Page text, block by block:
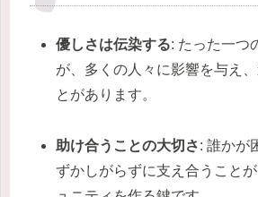
優しさは伝染する: たった一つ
が、多くの人々に影響を与え
とがあります。
助け合うことの大切さ: 誰かが
ずかしがらずに支え合うこと